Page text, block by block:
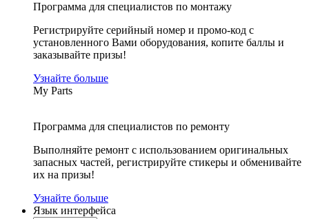
Программа для специалистов по монтажу
Регистрируйте серийный номер и промо-код с
установленного Вами оборудования, копите баллы и
заказывайте призы!
Узнайте больше
My Parts
Программа для специалистов по ремонту
Выполняйте ремонт с использованием оригинальных
запасных частей, регистрируйте стикеры и обменивайте
их на призы!
Узнайте больше
Язык интерфейса